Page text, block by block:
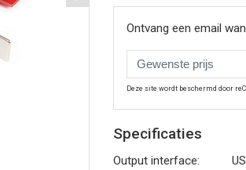
Ontvang een email
Deze site wordt beschermd door
Specificaties
Output interface: